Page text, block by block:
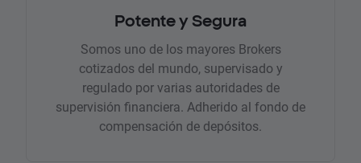
Potente y Segura
Somos uno de los mayores Brokers
cotizados del mundo, supervisado y
regulado por varias autoridades de
supervisión financiera. Adherido al fondo de
compensación de depósitos.